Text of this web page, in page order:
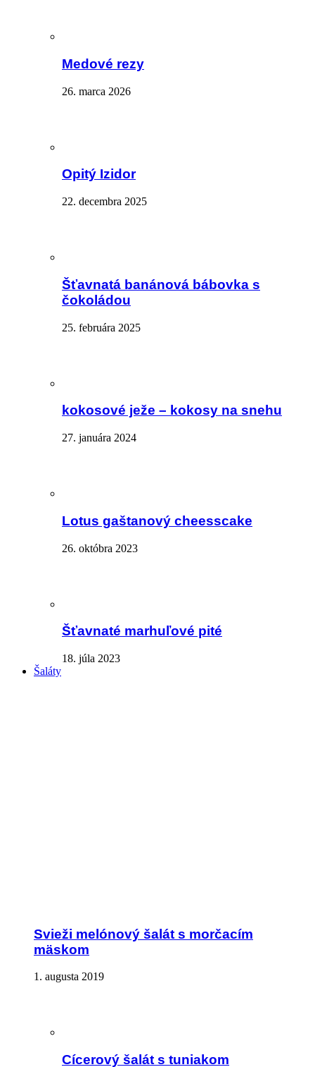
Medové rezy
26. marca 2026
Opitý Izidor
22. decembra 2025
Šťavnatá banánová bábovka s
čokoládou
25. februára 2025
kokosové ježe – kokosy na snehu
27. januára 2024
Lotus gaštanový cheesscake
26. októbra 2023
Šťavnaté marhuľové pité
18. júla 2023
Šaláty
Svieži melónový šalát s morčacím
mäskom
1. augusta 2019
Cícerový šalát s tuniakom